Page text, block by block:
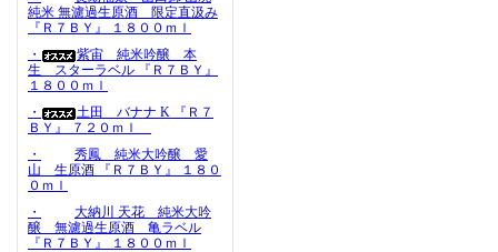
純米 無濾過生原酒 限定直汲み
『Ｒ７ＢＹ』 １８００ｍｌ
・
紫宙 純米吟醸 本
生 スターラベル 『Ｒ７ＢＹ』
１８００ｍｌ
・
土田 バナナ K 『Ｒ７
ＢＹ』 ７２０ｍｌ
・
秀鳳 純米大吟醸 愛
山 生原酒 『Ｒ７ＢＹ』 １８０
０ｍｌ
・
大納川 天花 純米大吟
醸 無濾過生原酒 亀ラベル
『Ｒ７ＢＹ』 １８００ｍｌ